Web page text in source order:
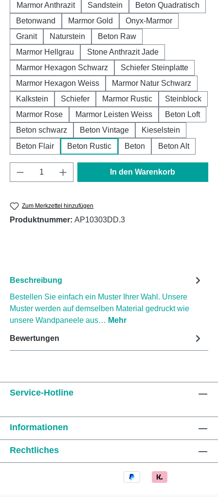
Marmor Anthrazit Sandstein
Beton Quadratisch
Betonwand
Marmor Gold
Onyx-Marmor
Granit
Naturstein
Beton Raw
Marmor Hellgrau
Stone Anthrazit Jade
Marmor Hexagon Schwarz
Schiefer Steinplatte
Marmor Hexagon Weiss
Marmor Natur Schwarz
Kalkstein
Schiefer Marmor Rustic
Steinblock
Marmor Rose
Marmor Leisten Weiss
Beton Loft
Beton schwarz
Beton Vintage
Kieselstein
Beton Flair
Beton Rustic Beton Beton Alt
Produkt Anzahl: Gib den gewünschten
In den Warenkorb
Zum Merkzettel hinzufügen
Produktnummer: AP10303DD.3
Beschreibung
Bestellen Sie einfach ein Muster Ihrer Wahl. Unsere
Muster werden auf demselben Material gedruckt wie
unsere Wandpaneele aus… Mehr
Bewertungen
Service-Hotline
Informationen
Rechtliches